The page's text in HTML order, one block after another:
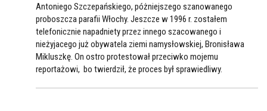
Antoniego Szczepańskiego, póżniejszego szanowanego
proboszcza parafii Włochy. Jeszcze w 1996 r. zostałem
telefonicznie napadniety przez innego szacowanego i
nieżyjacego już obywatela ziemi namysłowskiej, Bronisława
Mikluszkę. On ostro protestował przeciwko mojemu
reportażowi, bo twierdził, że proces był sprawiedliwy.